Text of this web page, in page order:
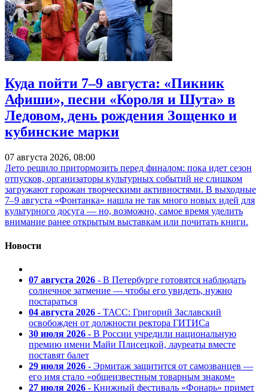
Куда пойти 7–9 августа: «Пикник
Афиши», песни «Короля и Шута» в
Ледовом, день рождения Зощенко и
кубинские марки
07 августа 2026, 08:00
Лето решило притормозить перед финалом: пока идет сезон
отпусков, организаторы культурных событий не слишком
загружают горожан творческими активностями. В выходные
7–9 августа «Фонтанка» нашла не так много новых идей для
культурного досуга — но, возможно, самое время уделить
внимание ранее открытым выставкам или почитать книги.
Новости
07 августа 2026 - В Петербурге готовятся наблюдать
солнечное затмение — чтобы его увидеть, нужно
постараться
04 августа 2026 - ТАСС: Григорий Заславский
освобожден от должности ректора ГИТИСа
30 июля 2026 - В России учредили национальную
премию имени Майи Плисецкой, лауреаты вместе
поставят балет
29 июля 2026 - Эрмитаж защитится от самозванцев —
его имя стало «общеизвестным товарным знаком»
27 июля 2026 - Книжный фестиваль «Фонарь» примет